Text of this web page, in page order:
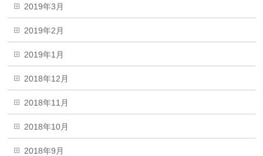
2019年3月
2019年2月
2019年1月
2018年12月
2018年11月
2018年10月
2018年9月